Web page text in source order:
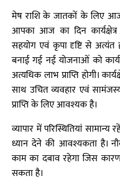
मेष राशि के जातकों के लिए
आपका आज का दिन
सहयोग एवं कृपा दृष्टि से अत्यंत
बनाई गई नई योजनाओं को
अत्यधिक लाभ प्राप्ति होगी।
साथ उचित व्यवहार एवं
प्राप्ति के लिए आवश्यक है।
व्यापार में परिस्थितियां
ध्यान देने की आवश्यकता है।
काम का दबाव रहेगा जिस
सकता है।